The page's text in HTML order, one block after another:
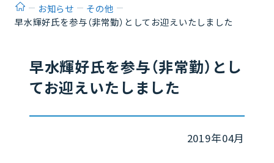
ホームお知らせ
その他
早水輝好氏を参与（非常勤）としてお迎えいたしました
早水輝好氏を参与（非常勤）とし
てお迎えいたしました
2019年04月